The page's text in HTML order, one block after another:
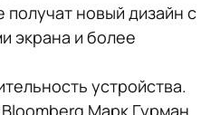
получат новый дизайн с
экрана и более
устройства.
Марк Гурман